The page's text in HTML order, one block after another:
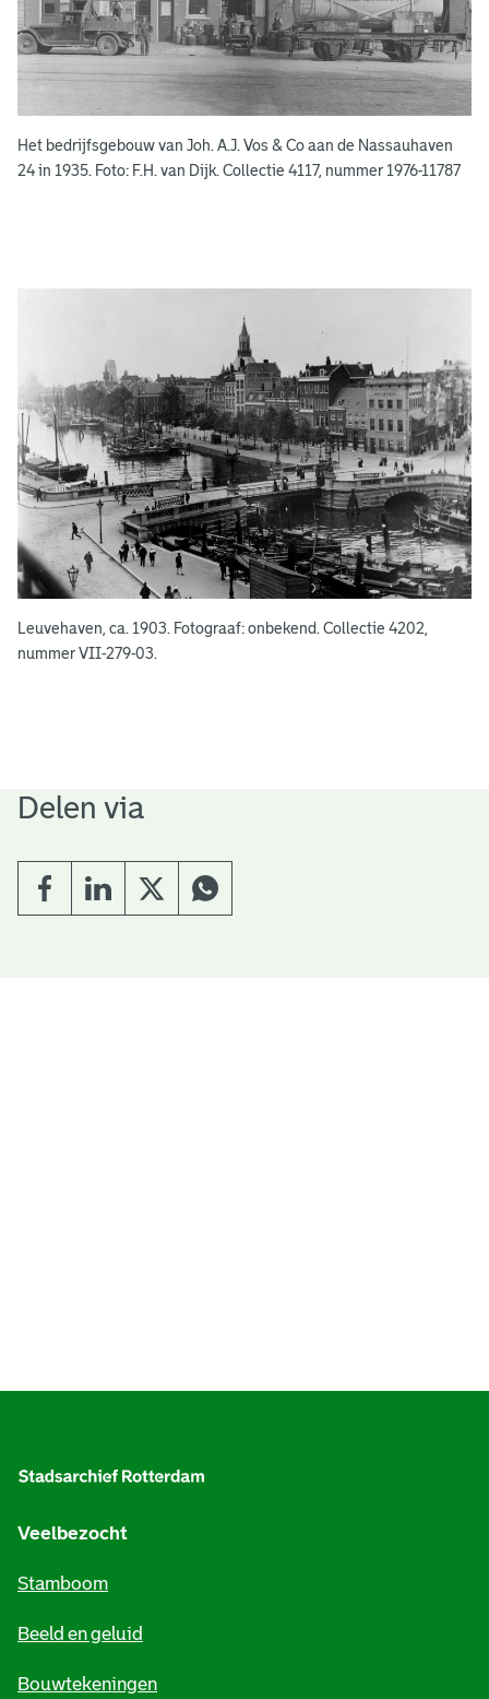
o
e
e
n
Het bedrijfsgebouw van Joh. A.J. Vos & Co aan de Nassauhaven
24 in 1935. Foto: F.H. van Dijk. Collectie 4117, nummer 1976-11787
n
Leuvehaven, ca. 1903. Fotograaf: onbekend. Collectie 4202,
nummer VII-279-03.
Delen via
Veelbezocht
Stamboom
Beeld en geluid
Bouwtekeningen